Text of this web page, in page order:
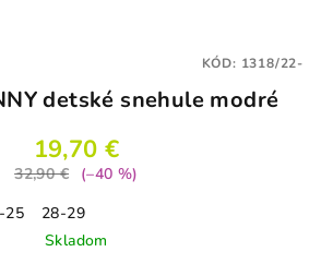
detské snehule modré
19,70 €
32,90 €
(–40 %)
25
28-29
Skladom
KÓD: 1318/22-